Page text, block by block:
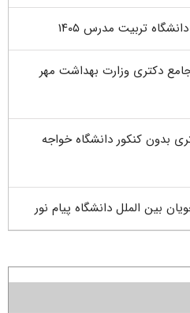
تربیت مدرس ۱۴۰۵
دکتری وزارت بهداشت مهر
بدون کنکور دانشگاه خواجه
بین الملل دانشگاه پیام نور